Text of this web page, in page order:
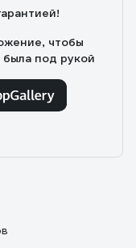
чтобы
под рукой